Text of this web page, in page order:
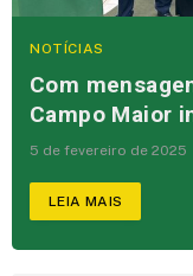
NOTÍCIAS
Com
Campo Maior
5 de fevereiro de 2025
LEIA MAIS